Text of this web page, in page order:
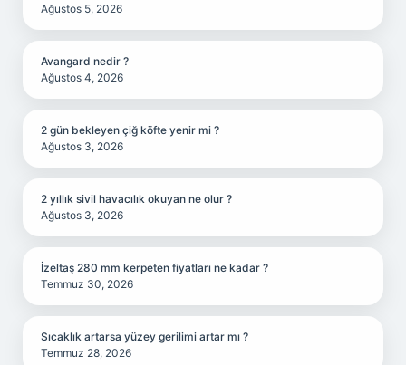
Ağustos 5, 2026
Avangard nedir ?
Ağustos 4, 2026
2 gün bekleyen çiğ köfte yenir mi ?
Ağustos 3, 2026
2 yıllık sivil havacılık okuyan ne olur ?
Ağustos 3, 2026
İzeltaş 280 mm kerpeten fiyatları ne kadar ?
Temmuz 30, 2026
Sıcaklık artarsa yüzey gerilimi artar mı ?
Temmuz 28, 2026